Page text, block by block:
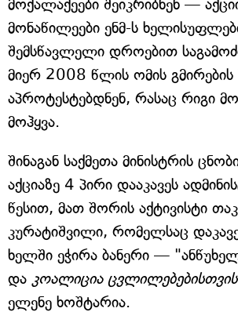
მოქალაქეები შეიკრიბნენ —
მონაწილეები ენმ-ს
შემსწავლელი დროებით
მიერ 2008 წლის ომის გმირების
აპროტესტებდნენ, რასაც რიგი
მოჰყვა.
შინაგან საქმეთა მინისტრის
აქციაზე 4 პირი დააკავეს
წესით, მათ შორის აქტივისტი
კურატიშვილი, რომელსაც
ხელში ეჭირა ბანერი —
და კოალიცია ცვლილებებისთვის
ელენე ხოშტარია.